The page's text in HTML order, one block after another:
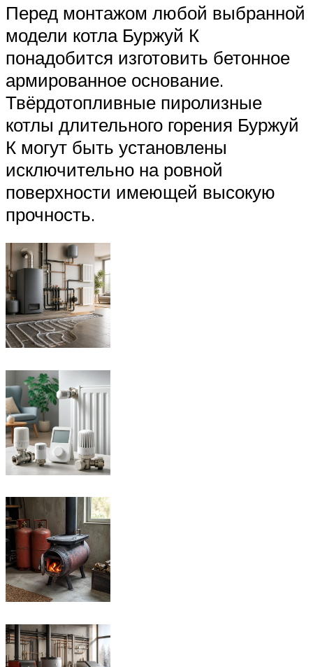
Перед монтажом любой выбранной
модели котла Буржуй К
понадобится изготовить бетонное
армированное основание.
Твёрдотопливные пиролизные
котлы длительного горения Буржуй
К могут быть установлены
исключительно на ровной
поверхности имеющей высокую
прочность.